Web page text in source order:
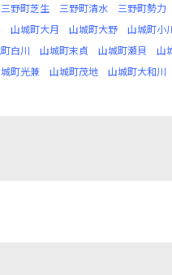
三野町芝生 三野町清水 三野町勢力
山城町大月 山城町大野 山城町小
白川 山城町末貞 山城町瀬貝 山
町光兼 山城町茂地 山城町大和川